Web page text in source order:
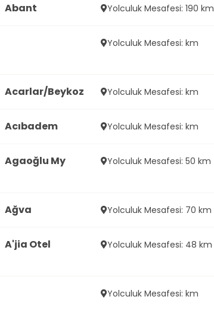
Abant Yolculuk Mesafesi: 190 km
Yolculuk Mesafesi: km
Acarlar/Beykoz Yolculuk Mesafesi: km
Acıbadem Yolculuk Mesafesi: km
Agaoğlu My
Yolculuk Mesafesi: 50 km
Ağva Yolculuk Mesafesi: 70 km
A'jia Otel
Yolculuk Mesafesi: 48 km
Yolculuk Mesafesi: km